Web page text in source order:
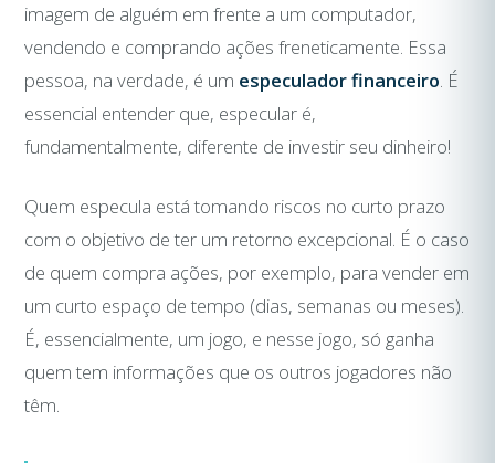
imagem de alguém em frente a um computador,
vendendo e comprando ações freneticamente. Essa
pessoa, na verdade, é um especulador financeiro. É
essencial entender que, especular é,
fundamentalmente, diferente de investir seu dinheiro!
Quem especula está tomando riscos no curto prazo
com o objetivo de ter um retorno excepcional. É o caso
de quem compra ações, por exemplo, para vender em
um curto espaço de tempo (dias, semanas ou meses).
É, essencialmente, um jogo, e nesse jogo, só ganha
quem tem informações que os outros jogadores não
têm.